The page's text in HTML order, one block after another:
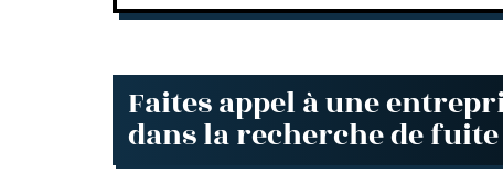
Faites appel à une
dans la recherche de fuite